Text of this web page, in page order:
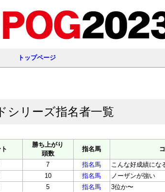
トップページ
シリーズ指名者一覧
勝ち上がり
頭数
指名馬
7 指名馬
こんな好成績にな
10 指名馬
ノーザンが強い
5 指名馬
3位か〜